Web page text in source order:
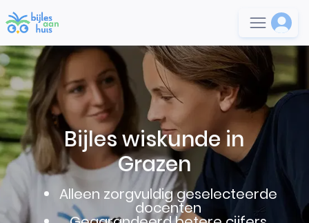
Bijles wiskunde in
Grazen
Alleen zorgvuldig geselecteerde
docenten